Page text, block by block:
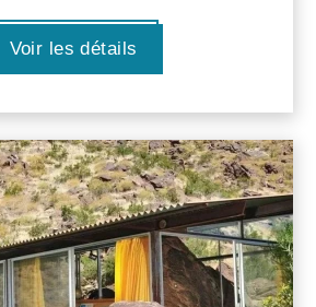
Voir les détails